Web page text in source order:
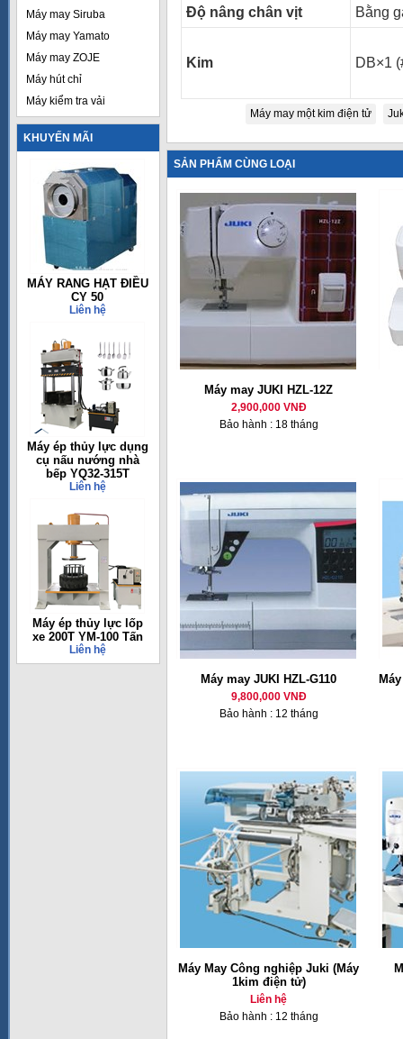
Máy may Siruba
Máy may Yamato
Máy may ZOJE
Máy hút chỉ
Máy kiểm tra vải
KHUYẾN MÃI
MÁY RANG HẠT ĐIỀU
CY 50
Liên hệ
Máy ép thủy lực dụng
cụ nấu nướng nhà
bếp YQ32-315T
Liên hệ
Máy ép thủy lực lốp
xe 200T YM-100 Tấn
Liên hệ
Độ nâng chân vịt
Bằng
Kim DB×1
Máy may một kim điện tử
SẢN PHẨM CÙNG LOẠI
Máy may JUKI HZL-12Z
2,900,000 VNĐ
Bảo hành : 18 tháng
Máy may JUKI HZL-G110
9,800,000 VNĐ
Bảo hành : 12 tháng
Máy May Công nghiệp Juki (Máy
1kim điện tử)
Liên hệ
Bảo hành : 12 tháng